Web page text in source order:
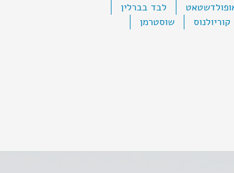
לבד בברלין
קוריולנוס
שוסטרמן